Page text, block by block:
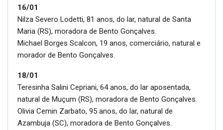
16/01
Nilza Severo Lodetti, 81 anos, do lar, natural de Santa
Maria (RS), moradora de Bento Gonçalves.
Michael Borges Scalcon, 19 anos, comerciário, natural e
morador de Bento Gonçalves.
18/01
Teresinha Salini Cepriani, 64 anos, do lar aposentada,
natural de Muçum (RS), moradora de Bento Gonçalves.
Olivia Cemin Zarbato, 95 anos, do lar, natural de
Azambuja (SC), moradora de Bento Gonçalves.